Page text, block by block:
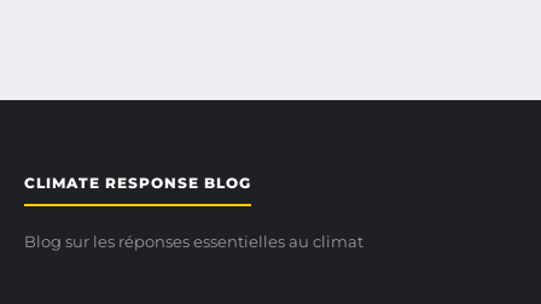
CLIMATE RESPONSE BLOG
Blog sur les réponses essentielles au climat